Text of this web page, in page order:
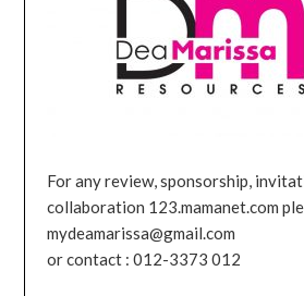
For any review, sponsorship,
collaboration 123.mamanet.com
mydeamarissa@gmail.com
or contact : 012-3373 012